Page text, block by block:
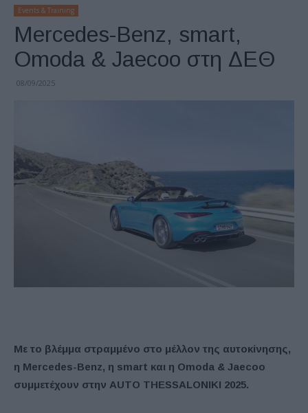
Events & Training
Mercedes-Benz, smart,
Omoda & Jaecoo στη ΔΕΘ
08/09/2025
Με το βλέμμα στραμμένο στο μέλλον της αυτοκίνησης,
η Mercedes-Benz, η smart και η Omoda & Jaecoo
συμμετέχουν στην AUTO THESSALONIKI 2025.